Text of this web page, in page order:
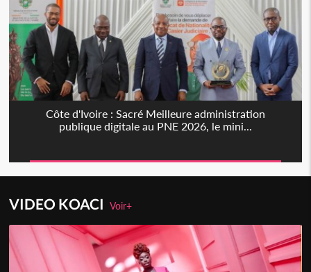
Côte d'Ivoire : Sacré Meilleure administration
publique digitale au PNE 2026, le mini...
VIDEO KOACIVoir+